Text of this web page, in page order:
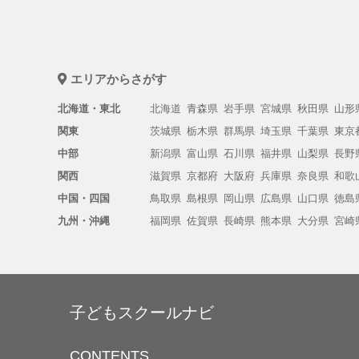
エリアからさがす
北海道・東北 北海道 青森県 岩手県 宮城県 秋田県 山形
関東
茨城県 栃木県 群馬県 埼玉県 千葉県 東京
中部
新潟県 富山県 石川県 福井県 山梨県 長野
関西
滋賀県 京都府 大阪府 兵庫県 奈良県 和歌
中国・四国
鳥取県 島根県 岡山県 広島県 山口県 徳島
九州・沖縄
福岡県 佐賀県 長崎県 熊本県 大分県 宮崎
子どもスクールナビ